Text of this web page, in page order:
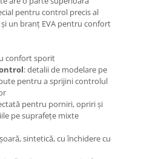
pentru control precis al
un branț EVA pentru confort
confort sporit
: detalii de modelare pe
pentru a sprijini controlul
pentru porniri, opriri și
pe suprafețe mixte
sintetică, cu închidere cu